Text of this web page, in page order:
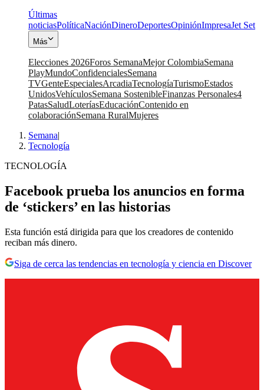
Últimas
noticiasPolíticaNaciónDineroDeportesOpiniónImpresaJet Set
Más
Elecciones 2026Foros SemanaMejor ColombiaSemana
PlayMundoConfidencialesSemana
TVGenteEspecialesArcadiaTecnologíaTurismoEstados
UnidosVehículosSemana SostenibleFinanzas Personales4
PatasSaludLoteríasEducaciónContenido en
colaboraciónSemana RuralMujeres
Semana|
Tecnología
TECNOLOGÍA
Facebook prueba los anuncios en forma
de ‘stickers’ en las historias
Esta función está dirigida para que los creadores de contenido
reciban más dinero.
Siga de cerca las tendencias en tecnología y ciencia en Discover